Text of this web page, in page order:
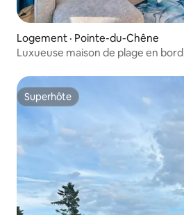
Logement · Pointe-du-Chêne
Luxueuse maison de plage en
Superhôte
Superhôte